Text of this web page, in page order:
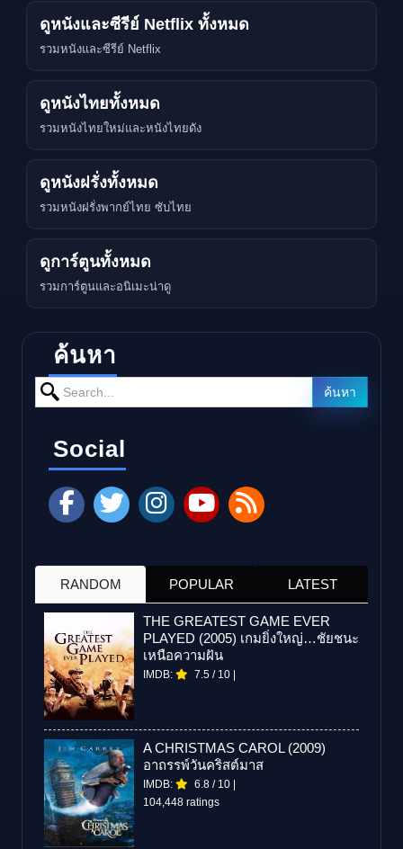
ดูหนังและซีรีย์ Netflix ทั้งหมด
รวมหนังและซีรีย์ Netflix
ดูหนังไทยทั้งหมด
รวมหนังไทยใหม่และหนังไทยดัง
ดูหนังฝรั่งทั้งหมด
รวมหนังฝรั่งพากย์ไทย ซับไทย
ดูการ์ตูนทั้งหมด
รวมการ์ตูนและอนิเมะน่าดู
ค้นหา
Search for: ค้นหา
Social
RANDOM POPULAR LATEST
THE GREATEST GAME EVER
PLAYED (2005) เกมยิ่งใหญ่…ชัยชนะ
เหนือความฝัน
IMDB: 7.5 / 10
A CHRISTMAS CAROL (2009)
อาถรรพ์วันคริสต์มาส
IMDB: 6.8 / 10
104,448 ratings